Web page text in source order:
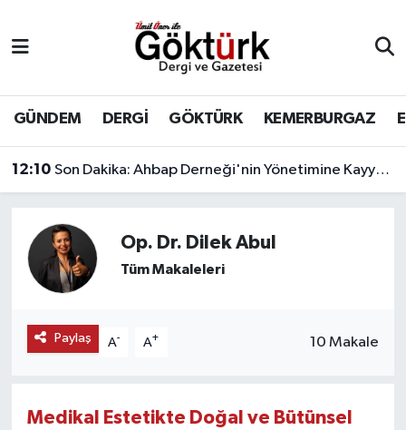
GÜNDEM DERGİ GÖKTÜRK KEMERBURGAZ
12:10 Son Dakika: Ahbap Derneği'nin Yönetimine Kayyum Atandı
Op. Dr. Dilek Abul
Tüm Makaleleri
Paylaş A- A+ 10 Makale
Medikal Estetikte Doğal ve Bütünsel
BİLİM
DERGİ
EĞİTİM
GÖKTÜRK
Eyüpsultan Hava Durumu
Eyüpsultan Trafik Yoğunluk Haritası
Süper Lig Puan Durumu ve Fikstür
Son Dakika Haberleri